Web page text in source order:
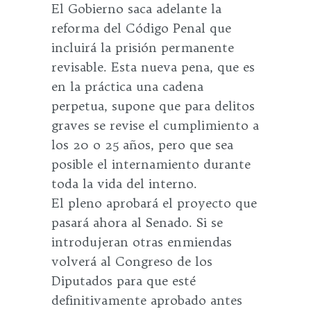
El Gobierno saca adelante la
reforma del Código Penal que
incluirá la prisión permanente
revisable. Esta nueva pena, que es
en la práctica una cadena
perpetua, supone que para delitos
graves se revise el cumplimiento a
los 20 o 25 años, pero que sea
posible el internamiento durante
toda la vida del interno.
El pleno aprobará el proyecto que
pasará ahora al Senado. Si se
introdujeran otras enmiendas
volverá al Congreso de los
Diputados para que esté
definitivamente aprobado antes